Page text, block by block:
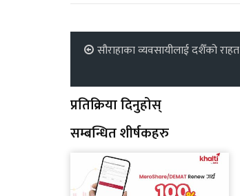
सौराहाका व्यवसायीलाई दशैँको राहत
प्रतिक्रिया दिनुहोस्
सम्बन्धित शीर्षकहरु